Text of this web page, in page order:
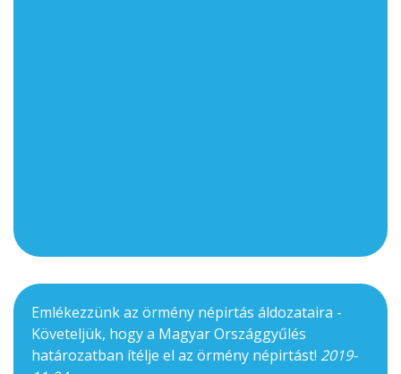
Emlékezzünk az örmény népirtás áldozataira -
Követeljük, hogy a Magyar Országgyűlés
határozatban ítélje el az örmény népirtást! 2019-